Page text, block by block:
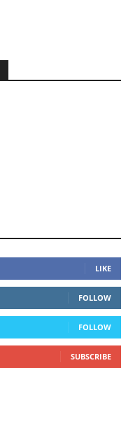
LIKE
FOLLOW
FOLLOW
SUBSCRIBE